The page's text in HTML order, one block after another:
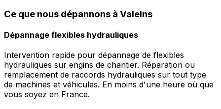
Ce que nous dépannons à Valeins
Dépannage flexibles hydrauliques
Intervention rapide pour dépannage de flexibles
hydrauliques sur engins de chantier. Réparation ou
remplacement de raccords hydrauliques sur tout type
de machines et véhicules. En moins d'une heure où que
vous soyez en France.